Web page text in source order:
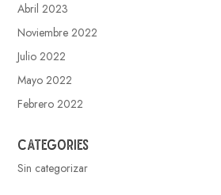
Abril 2023
Noviembre 2022
Julio 2022
Mayo 2022
Febrero 2022
Categories
Sin categorizar